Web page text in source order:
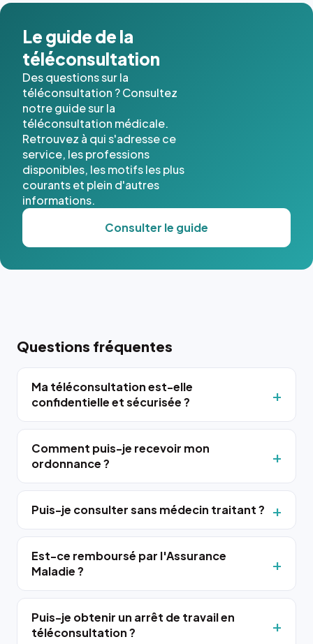
Le guide de la
téléconsultation
Des questions sur la
téléconsultation ? Consultez
notre guide sur la
téléconsultation médicale.
Retrouvez à qui s'adresse ce
service, les professions
disponibles, les motifs les plus
courants et plein d'autres
informations.
Consulter le guide
Questions fréquentes
Ma téléconsultation est-elle
confidentielle et sécurisée ?
Comment puis-je recevoir mon
ordonnance ?
Puis-je consulter sans médecin traitant ?
Est-ce remboursé par l'Assurance
Maladie ?
Puis-je obtenir un arrêt de travail en
téléconsultation ?